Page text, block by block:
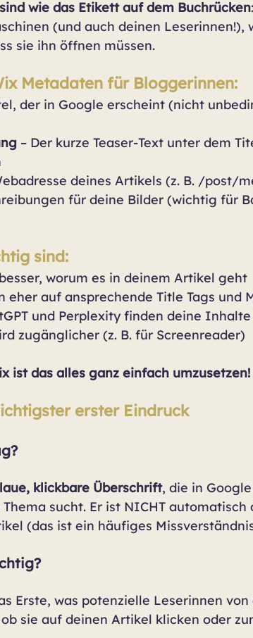
wie das Etikett auf dem Buchrücken
(und auch deinen Leserinnen!),
sie ihn öffnen müssen.
Metadaten für Bloggerinnen:
der in Google erscheint (nicht
– Der kurze Teaser-Text unter dem
deines Artikels (z. B. /post/
für deine Bilder (wichtig für
sind:
worum es in deinem Artikel geht
eher auf ansprechende Title Tags und
und Perplexity finden deine
zugänglicher (z. B. für Screenreader)
ist das alles ganz einfach umzusetzen!
erster Eindruck
klickbare Überschrift, die in
sucht. Er ist NICHT automatisch
(das ist ein häufiges
Erste, was potenzielle Leserinnen von
sie auf deinen Artikel klicken oder